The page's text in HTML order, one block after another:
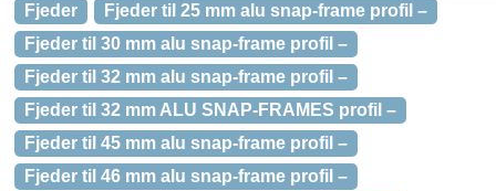
Fjeder
Fjeder til 25 mm alu snap-frame profil –
Fjeder til 30 mm alu snap-frame profil –
Fjeder til 32 mm alu snap-frame profil –
Fjeder til 32 mm ALU SNAP-FRAMES profil –
Fjeder til 45 mm alu snap-frame profil –
Fjeder til 46 mm alu snap-frame profil –